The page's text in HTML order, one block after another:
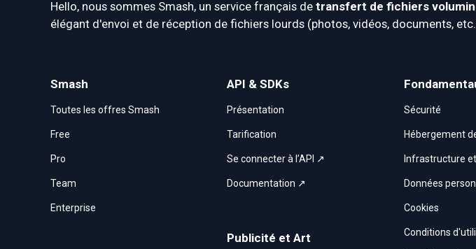
Hello, nous sommes Smash, un service français de transfert de fichiers
élégant d'envoi et de réception de fichiers lourds (photos, vidéos, documents,
Smash
Toutes les offres Smash
Free
Pro
Team
Enterprise
API & SDKs
Présentation
Tarification
Se connecter à l’API ↗
Documentation ↗
Publicité et Art
Sécurité
Hébergement
Infrastructure
Données
Cookies
Conditions